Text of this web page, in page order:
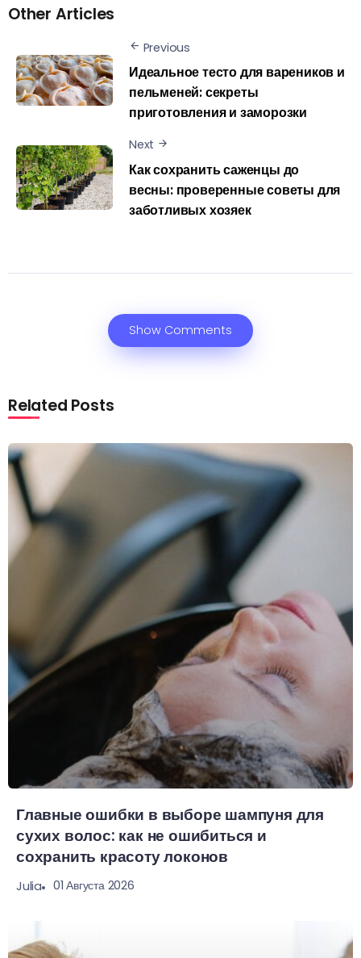
Other Articles
Previous
Идеальное тесто для вареников и
пельменей: секреты
приготовления и заморозки
Next
Как сохранить саженцы до
весны: проверенные советы для
заботливых хозяек
Show Comments
Related Posts
Главные ошибки в выборе шампуня для
сухих волос: как не ошибиться и
сохранить красоту локонов
Julia 01 Августа 2026